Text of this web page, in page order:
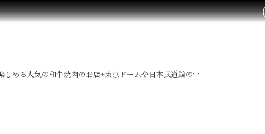
める人気の和牛焼肉のお店⭐︎東京ドームや日本武道館の…